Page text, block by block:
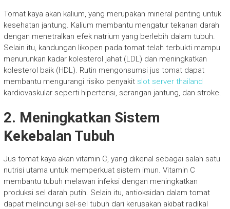
Tomat kaya akan kalium, yang merupakan mineral penting untuk
kesehatan jantung. Kalium membantu mengatur tekanan darah
dengan menetralkan efek natrium yang berlebih dalam tubuh.
Selain itu, kandungan likopen pada tomat telah terbukti mampu
menurunkan kadar kolesterol jahat (LDL) dan meningkatkan
kolesterol baik (HDL). Rutin mengonsumsi jus tomat dapat
membantu mengurangi risiko penyakit slot server thailand
kardiovaskular seperti hipertensi, serangan jantung, dan stroke.
2. Meningkatkan Sistem
Kekebalan Tubuh
Jus tomat kaya akan vitamin C, yang dikenal sebagai salah satu
nutrisi utama untuk memperkuat sistem imun. Vitamin C
membantu tubuh melawan infeksi dengan meningkatkan
produksi sel darah putih. Selain itu, antioksidan dalam tomat
dapat melindungi sel-sel tubuh dari kerusakan akibat radikal